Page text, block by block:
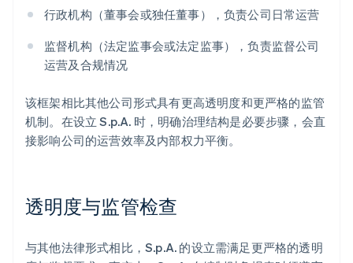
行政机构（董事会或独任董事），负责公司日常运营
监督机构（法定监事会或法定监事），负责监督公司
运营及合规情况
该框架相比其他公司形式具有更高透明度和更严格的监管
机制。在设立 S.p.A. 时，明确治理结构是必要步骤，会直
接影响公司的运营效率及内部权力平衡。
透明度与监管检查
与其他法律形式相比，S.p.A. 的设立需满足更严格的透明